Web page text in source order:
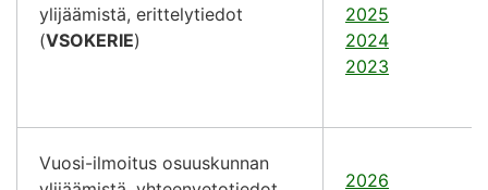
ylijäämistä, erittelytiedot
(VSOKERIE)
2025
2024
2023
Vuosi-ilmoitus osuuskunnan
2026